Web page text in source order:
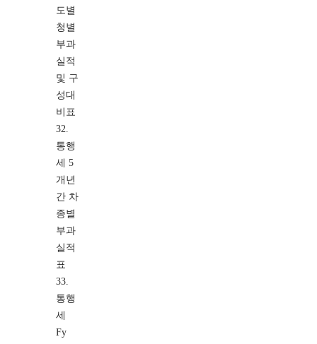
도별
청별
부과
실적
및 구
성대
비표
32.
통행
세 5
개년
간 차
종별
부과
실적
표
33.
통행
세
Fy